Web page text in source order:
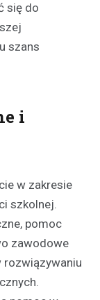
się do
szans
i
w zakresie
szkolnej.
pomoc
zawodowe
rozwiązywaniu